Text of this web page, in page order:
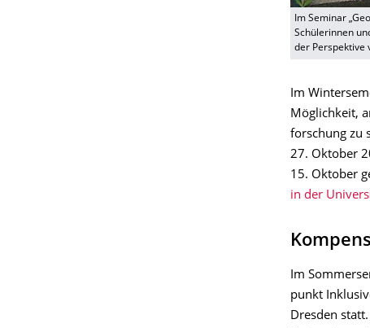
Im Seminar
Schülerinnen
der Perspektive
Im
Möglichkeit,
forschung zu
27. Oktober
15. Oktober
in der
Im
punkt
Dresden